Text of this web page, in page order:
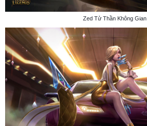
Zed Tử Thần Không Gian